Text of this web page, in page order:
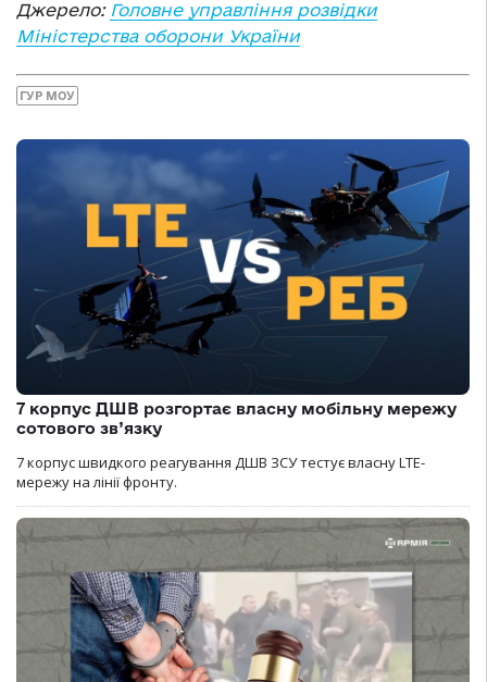
Джерело: Головне управління розвідки
Міністерства оборони України
ГУР МОУ
7 корпус ДШВ розгортає власну мобільну мережу
сотового зв’язку
7 корпус швидкого реагування ДШВ ЗСУ тестує власну LTE-
мережу на лінії фронту.